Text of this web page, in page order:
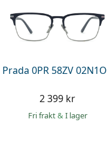
Prada 0PR 58ZV
2 399 kr
Fri frakt& I lager